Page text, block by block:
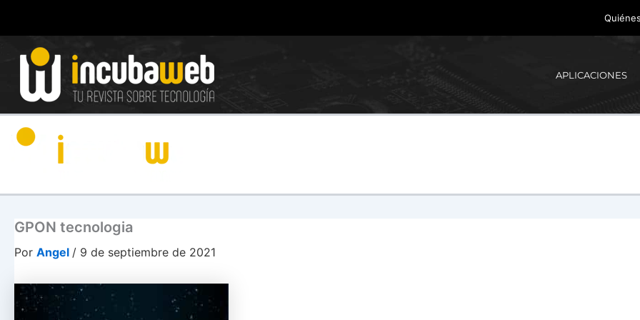
contenido
APLICACIONES
GPON tecnologia
Por Angel / 9 de septiembre de 2021